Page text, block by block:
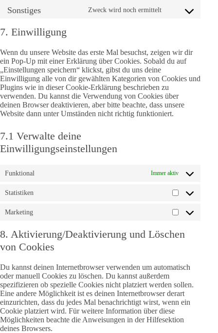
service
Sonstiges Zweck wird noch ermittelt
Consent
7. Einwilligung
Wenn du unsere Website das erste Mal besuchst, zeigen wir dir
ein Pop-Up mit einer Erklärung über Cookies. Sobald du auf
„Einstellungen speichern“ klickst, gibst du uns deine
Einwilligung alle von dir gewählten Kategorien von Cookies und
Plugins wie in dieser Cookie-Erklärung beschrieben zu
verwenden. Du kannst die Verwendung von Cookies über
deinen Browser deaktivieren, aber bitte beachte, dass unsere
Website dann unter Umständen nicht richtig funktioniert.
7.1 Verwalte deine
Einwilligungseinstellungen
Funktional Immer aktiv
Statistiken Statistiken
Marketing Marketing
8. Aktivierung/Deaktivierung und Löschen
von Cookies
Du kannst deinen Internetbrowser verwenden um automatisch
oder manuell Cookies zu löschen. Du kannst außerdem
spezifizieren ob spezielle Cookies nicht platziert werden sollen.
Eine andere Möglichkeit ist es deinen Internetbrowser derart
einzurichten, dass du jedes Mal benachrichtigt wirst, wenn ein
Cookie platziert wird. Für weitere Information über diese
Möglichkeiten beachte die Anweisungen in der Hilfesektion
deines Browsers.